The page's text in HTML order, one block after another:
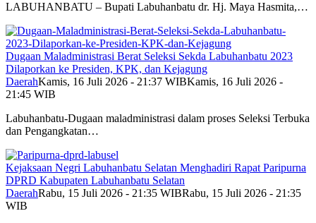
LABUHANBATU – Bupati Labuhanbatu dr. Hj. Maya Hasmita,…
Dugaan Maladministrasi Berat Seleksi Sekda Labuhanbatu 2023
Dilaporkan ke Presiden, KPK, dan Kejagung
DaerahKamis, 16 Juli 2026 - 21:37 WIBKamis, 16 Juli 2026 -
21:45 WIB
Labuhanbatu-Dugaan maladministrasi dalam proses Seleksi Terbuka
dan Pengangkatan…
Kejaksaan Negri Labuhanbatu Selatan Menghadiri Rapat Paripurna
DPRD Kabupaten Labuhanbatu Selatan
DaerahRabu, 15 Juli 2026 - 21:35 WIBRabu, 15 Juli 2026 - 21:35
WIB